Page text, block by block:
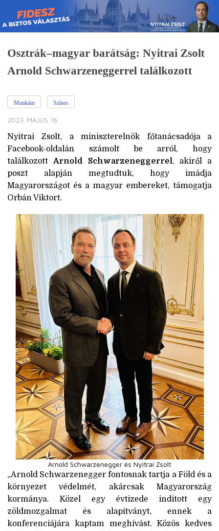
Skip
to
content
Osztrák–magyar barátság: Nyitrai Zsolt
Arnold Schwarzeneggerrel találkozott
Munkám Színes
2023. MÁJUS 16.
Nyitrai Zsolt, a miniszterelnök főtanácsadója a
Facebook-oldalán számolt be arról, hogy
találkozott Arnold Schwarzeneggerrel, akiről a
poszt alapján megtudtuk, hogy imádja
Magyarországot és a magyar embereket, támogatja
Orbán Viktort.
Arnold Schwarzenegger és Nyitrai Zsolt
„Arnold Schwarzenegger fontosnak tartja a Föld és a
környezet védelmét, akárcsak Magyarország
kormánya. Közel egy évtizede indított egy
zöldmozgalmat és alapítványt, ennek a
konferenciájára kaptam meghívást. Közös kedves